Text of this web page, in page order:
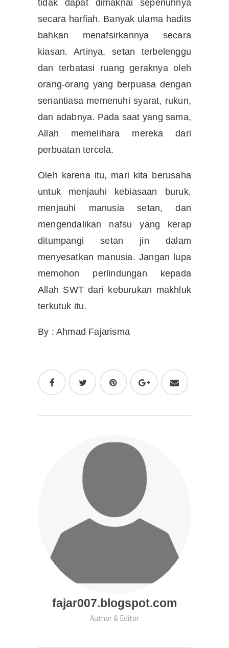
tidak dapat dimaknai sepenuhnya
secara harfiah. Banyak ulama hadits
bahkan menafsirkannya secara
kiasan. Artinya, setan terbelenggu
dan terbatasi ruang geraknya oleh
orang-orang yang berpuasa dengan
senantiasa memenuhi syarat, rukun,
dan adabnya. Pada saat yang sama,
Allah memelihara mereka dari
perbuatan tercela.
Oleh karena itu, mari kita berusaha
untuk menjauhi kebiasaan buruk,
menjauhi manusia setan, dan
mengendalikan nafsu yang kerap
ditumpangi setan jin dalam
menyesatkan manusia. Jangan lupa
memohon perlindungan kepada
Allah SWT dari keburukan makhluk
terkutuk itu.
By : Ahmad Fajarisma
fajar007.blogspot.com
Author & Editor